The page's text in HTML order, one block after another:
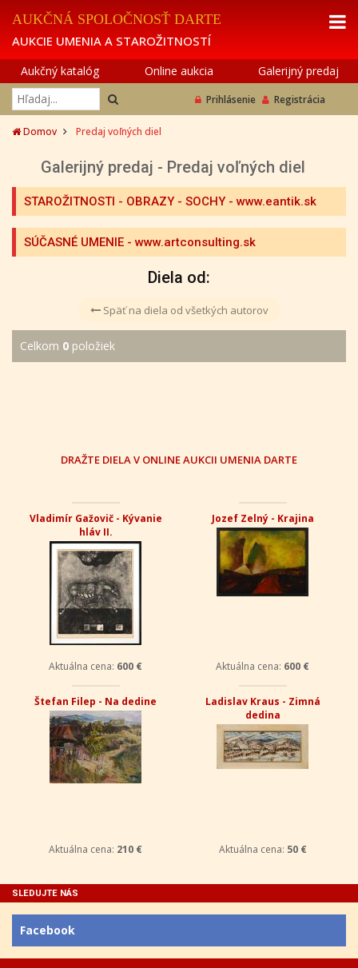
AUKČNÁ SPOLOČNOSŤ DARTE
AUKCIE UMENIA A STAROŽITNOSTÍ
Aukčný katalóg Online aukcia Galerijný predaj
Prihlásenie Registrácia
Domov Predaj voľných diel
Galerijný predaj - Predaj voľných diel
STAROŽITNOSTI - OBRAZY - SOCHY - www.eantik.sk
SÚČASNÉ UMENIE - www.artconsulting.sk
Diela od:
Späť na diela od všetkých autorov
Celkom 0 položiek
DRAŽTE DIELA V ONLINE AUKCII UMENIA DARTE
Vladimír Gažovič - Kývanie
hláv II.
Aktuálna cena: 600 €
Jozef Zelný - Krajina
Aktuálna cena: 600 €
Štefan Filep - Na dedine
Aktuálna cena: 210 €
Ladislav Kraus - Zimná
dedina
Aktuálna cena: 50 €
SLEDUJTE NÁS
Facebook